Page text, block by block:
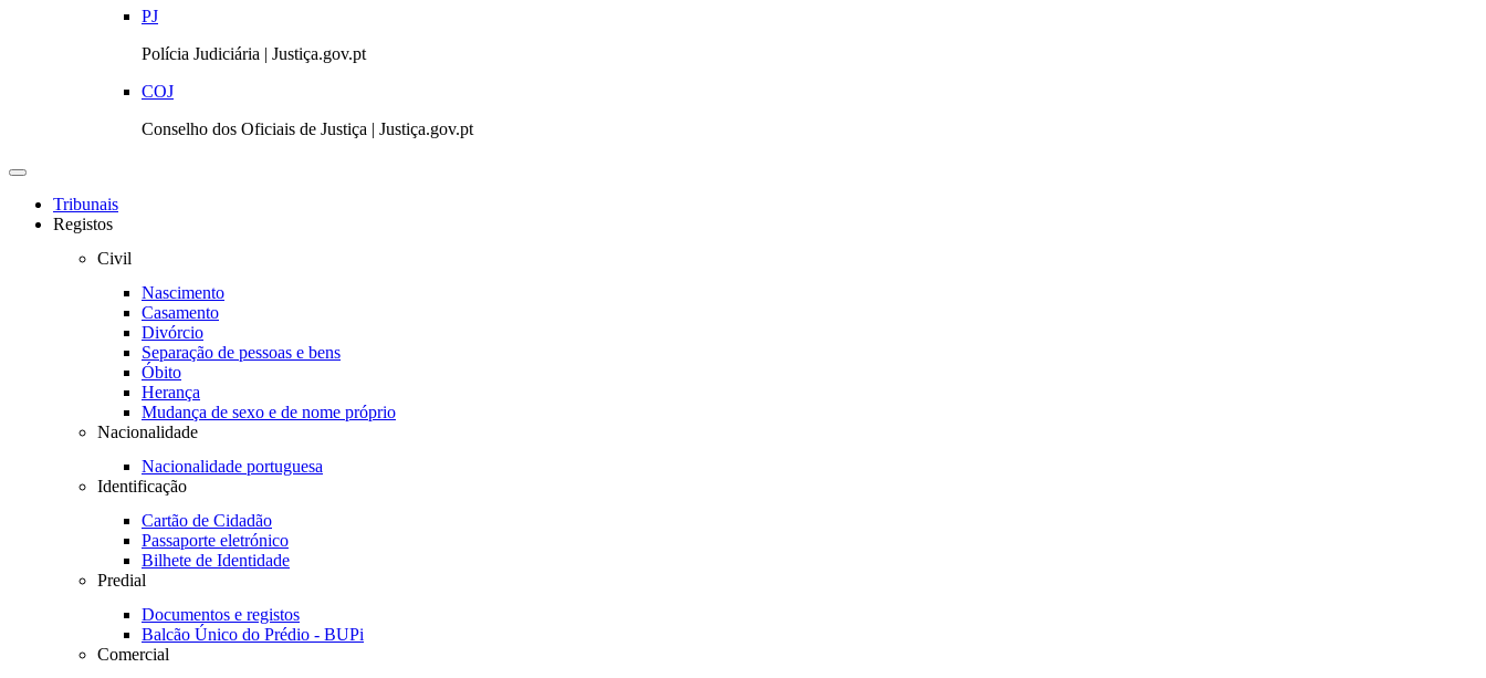
PJ
Polícia Judiciária | Justiça.gov.pt
COJ
Conselho dos Oficiais de Justiça | Justiça.gov.pt
Toggle
navigationTribunais
Registos
Civil
Nascimento
Casamento
Divórcio
Separação de pessoas e bens
Óbito
Herança
Mudança de sexo e de nome próprio
Nacionalidade
Nacionalidade portuguesa
Identificação
Cartão de Cidadão
Passaporte eletrónico
Bilhete de Identidade
Predial
Documentos e registos
Balcão Único do Prédio - BUPi
Comercial